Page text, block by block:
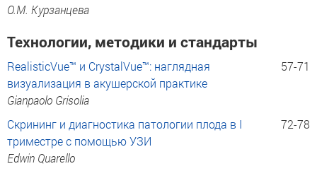
О.М. Курзанцева
Технологии, методики и стандарты
RealisticVue™ и CrystalVue™: наглядная
визуализация в акушерской практике
Gianpaolo Grisolia
57-71
Скрининг и диагностика патологии плода в I
триместре с помощью УЗИ
Edwin Quarello
72-78